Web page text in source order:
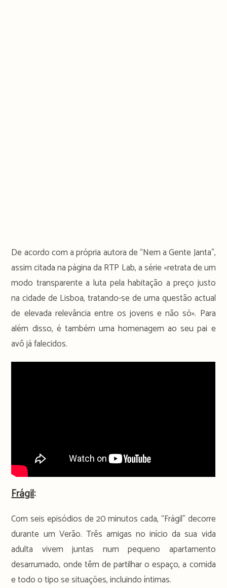
De acordo com a própria autora de “Nem a Gente Janta”,
assim citada na página da RTP Lab, a série «retrata de um
modo transparente a luta pela habitação a preço justo
na cidade de Lisboa, tratando-se de uma questão actual
de elevada relevância entre os jovens e não só». Para
além disso, é também uma homenagem ao seu pai e
avô já falecidos.
Frágil:
Com seis episódios de 20 minutos cada, “Frágil” decorre
durante um Verão. Três amigas no início da sua vida
adulta vivem juntas num pequeno apartamento
desarrumado, onde têm de partilhar o espaço, a comida
e todo o tipo se situações, incluindo íntimas.